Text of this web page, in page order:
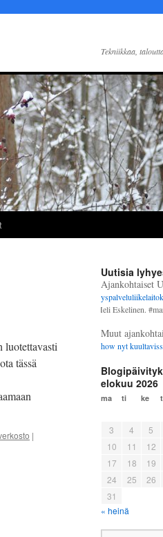
Tekniikkaa,
luotettavasti
tässä
|
Uutisia
Ajankohtaiset
Työllisyyspalveluliikelaitoksen
jäsenenenämme toimii Heli Eskelinen.
Muut
Marko Ekqvist – Talk Show nyt kuultavissa
elokuu 2026
ma ti ke
3
4 5
10
11 12
17
18 19
24
25 26
31
« heinä